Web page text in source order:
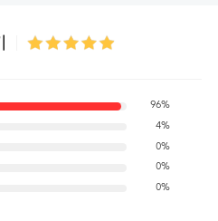
96%
4%
0%
0%
0%